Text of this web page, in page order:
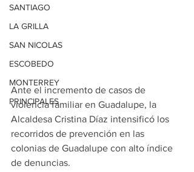
SANTIAGO
LA GRILLA
SAN NICOLAS
ESCOBEDO
MONTERREY
PRINCIPALES
Ante el incremento de casos de
violencia familiar en Guadalupe, la
Alcaldesa Cristina Díaz intensificó los
recorridos de prevención en las
colonias de Guadalupe con alto índice
de denuncias.